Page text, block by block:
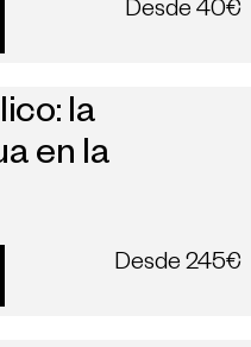
Desde 40€
la
en la
Desde 245€